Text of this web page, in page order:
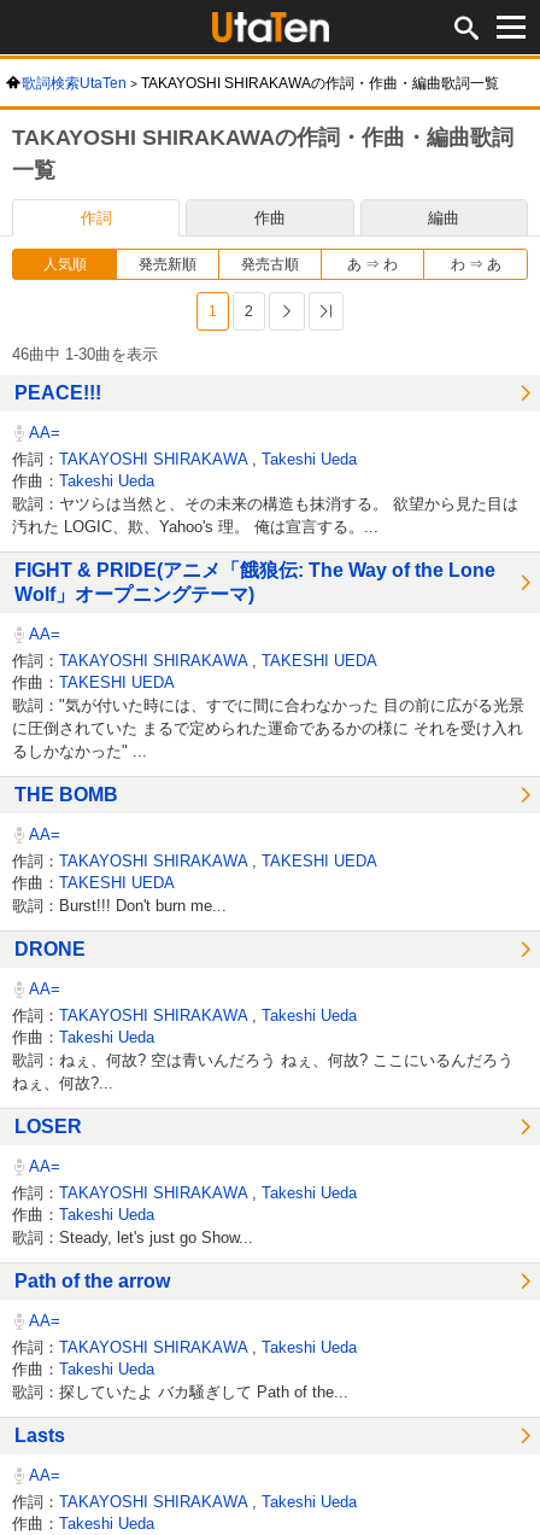
歌詞検索UtaTen TAKAYOSHI SHIRAKAWAの作詞・作曲・編曲歌詞一覧
TAKAYOSHI SHIRAKAWAの作詞・作曲・編曲歌詞
一覧
作詞 作曲 編曲
人気順 発売新順 発売古順 あ ⇒ わ わ ⇒ あ
1 2 次へ
46曲中 1-30曲を表示
PEACE!!!
AA=
作詞： TAKAYOSHI SHIRAKAWA
Takeshi Ueda
作曲： Takeshi Ueda
歌詞：ヤツらは当然と、その未来の構造も抹消する。 欲望から見た目は
汚れた LOGIC、欺、Yahoo's 理。 俺は宣言する。...
FIGHT & PRIDE(アニメ「餓狼伝: The Way of the Lone
Wolf」オープニングテーマ)
AA=
作詞： TAKAYOSHI SHIRAKAWA
TAKESHI UEDA
作曲： TAKESHI UEDA
歌詞："気が付いた時には、すでに間に合わなかった 目の前に広がる光景
に圧倒されていた まるで定められた運命であるかの様に それを受け入れ
るしかなかった" ...
THE BOMB
AA=
作詞： TAKAYOSHI SHIRAKAWA
TAKESHI UEDA
作曲： TAKESHI UEDA
歌詞：Burst!!! Don't burn me...
DRONE
AA=
作詞： TAKAYOSHI SHIRAKAWA
Takeshi Ueda
作曲： Takeshi Ueda
歌詞：ねぇ、何故? 空は青いんだろう ねぇ、何故? ここにいるんだろう
ねぇ、何故?...
LOSER
AA=
作詞： TAKAYOSHI SHIRAKAWA
Takeshi Ueda
作曲： Takeshi Ueda
歌詞：Steady, let's just go Show...
Path of the arrow
AA=
作詞： TAKAYOSHI SHIRAKAWA
Takeshi Ueda
作曲： Takeshi Ueda
歌詞：探していたよ バカ騒ぎして Path of the...
Lasts
AA=
作詞： TAKAYOSHI SHIRAKAWA
Takeshi Ueda
作曲： Takeshi Ueda